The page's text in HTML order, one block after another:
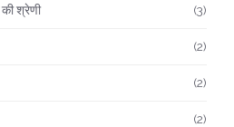
श्रेणी (3)
(2)
(2)
(2)